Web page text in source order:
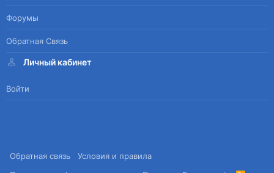
Форумы
Обратная Связь
Личный кабинет
Войти
Обратная связь
Условия и правила